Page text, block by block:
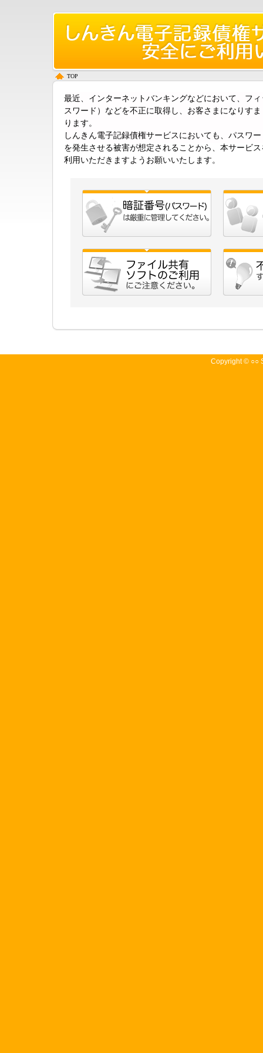
TOP
最近、インターネットバンキングなどにおいて、フ
スワード）などを不正に取得し、お客さまになりす
ります。
しんきん電子記録債権サービスにおいても、パスワ
を発生させる被害が想定されることから、本サービ
利用いただきますようお願いいたします。
Copyright © ○○